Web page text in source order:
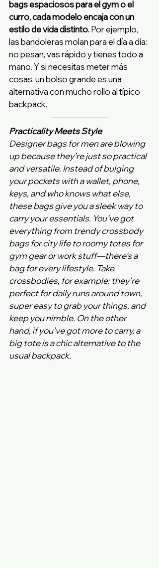
bags espaciosos para el gym o el
curro, cada modelo encaja con un
estilo de vida distinto. Por ejemplo,
las bandoleras molan para el día a día:
no pesan, vas rápido y tienes todo a
mano. Y si necesitas meter más
cosas, un bolso grande es una
alternativa con mucho rollo al típico
backpack.
Practicality Meets Style
Designer bags for men are blowing
up because they’re just so practical
and versatile. Instead of bulging
your pockets with a wallet, phone,
keys, and who knows what else,
these bags give you a sleek way to
carry your essentials. You’ve got
everything from trendy crossbody
bags for city life to roomy totes for
gym gear or work stuff—there’s a
bag for every lifestyle. Take
crossbodies, for example: they’re
perfect for daily runs around town,
super easy to grab your things, and
keep you nimble. On the other
hand, if you’ve got more to carry, a
big tote is a chic alternative to the
usual backpack.